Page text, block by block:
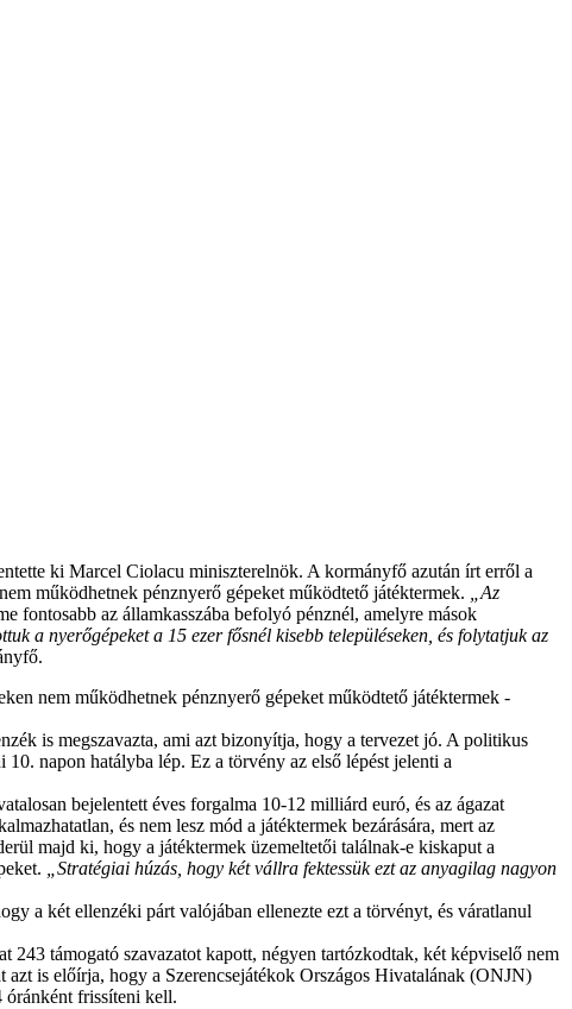
ki Marcel Ciolacu miniszterelnök. A kormányfő azután írt erről a
működhetnek pénznyerő gépeket működtető játéktermek.
„Az
fontosabb az államkasszába befolyó pénznél, amelyre mások
a nyerőgépeket a 15 ezer fősnél kisebb településeken, és folytatjuk az
nem működhetnek pénznyerő gépeket működtető játéktermek -
is megszavazta, ami azt bizonyítja, hogy a tervezet jó. A politikus
napon hatályba lép. Ez a törvény az első lépést jelenti a
bejelentett éves forgalma 10-12 milliárd euró, és az ágazat
és nem lesz mód a játéktermek bezárására, mert az
majd ki, hogy a játéktermek üzemeltetői találnak-e kiskaput a
„Stratégiai húzás, hogy két vállra fektessük ezt az anyagilag nagyon
a két ellenzéki párt valójában ellenezte ezt a törvényt, és váratlanul
243 támogató szavazatot kapott, négyen tartózkodtak, két képviselő nem
is előírja, hogy a Szerencsejátékok Országos Hivatalának (ONJN)
óránként frissíteni kell.